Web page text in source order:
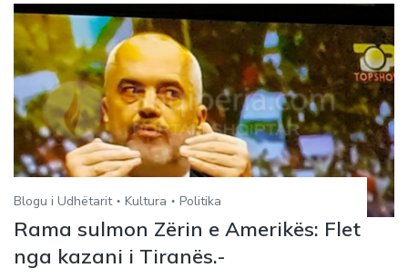
Blogu i Udhëtarit Kultura Politika
Rama sulmon Zërin e Amerikës: Flet
nga kazani i Tiranës.-